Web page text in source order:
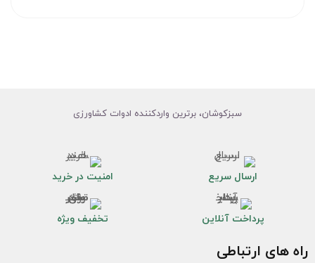
سبزکوشان، برترین واردکننده ادوات کشاورزی
ارسال سریع امنیت در خرید
پرداخت آنلاین تخفیف ویژه
راه های ارتباطی